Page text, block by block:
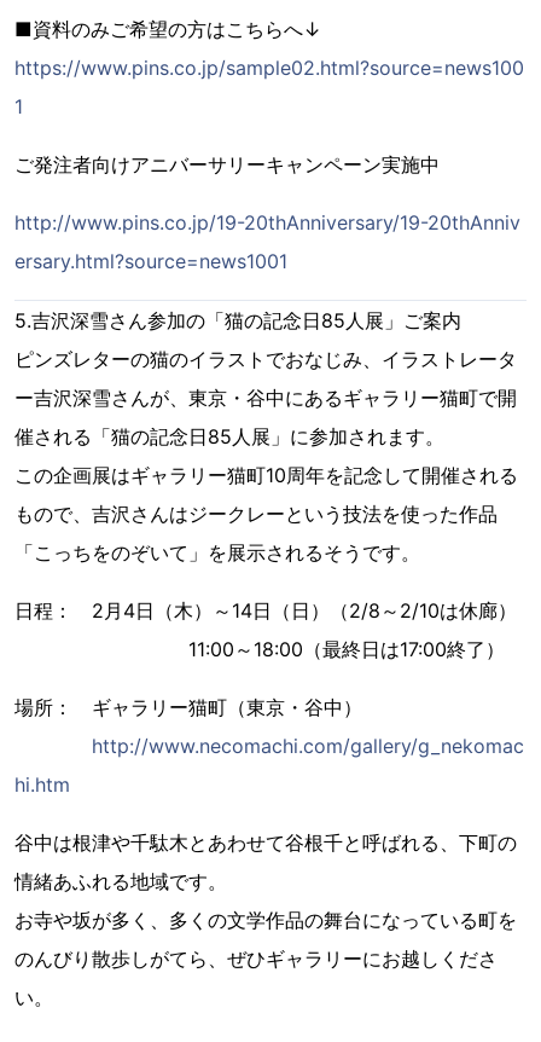
■資料のみご希望の方はこちらへ↓
https://www.pins.co.jp/sample02.html?source=news100
1
ご発注者向けアニバーサリーキャンペーン実施中
http://www.pins.co.jp/19-20thAnniversary/19-20thAnniv
ersary.html?source=news1001
5.吉沢深雪さん参加の「猫の記念日85人展」ご案内
ピンズレターの猫のイラストでおなじみ、イラストレータ
ー吉沢深雪さんが、東京・谷中にあるギャラリー猫町で開
催される「猫の記念日85人展」に参加されます。
この企画展はギャラリー猫町10周年を記念して開催される
もので、吉沢さんはジークレーという技法を使った作品
「こっちをのぞいて」を展示されるそうです。
日程： 2月4日（木）～14日（日）（2/8～2/10は休廊）
11:00～18:00（最終日は17:00終了）
場所： ギャラリー猫町（東京・谷中）
http://www.necomachi.com/gallery/g_nekomac
hi.htm
谷中は根津や千駄木とあわせて谷根千と呼ばれる、下町の
情緒あふれる地域です。
お寺や坂が多く、多くの文学作品の舞台になっている町を
のんびり散歩しがてら、ぜひギャラリーにお越しくださ
い。